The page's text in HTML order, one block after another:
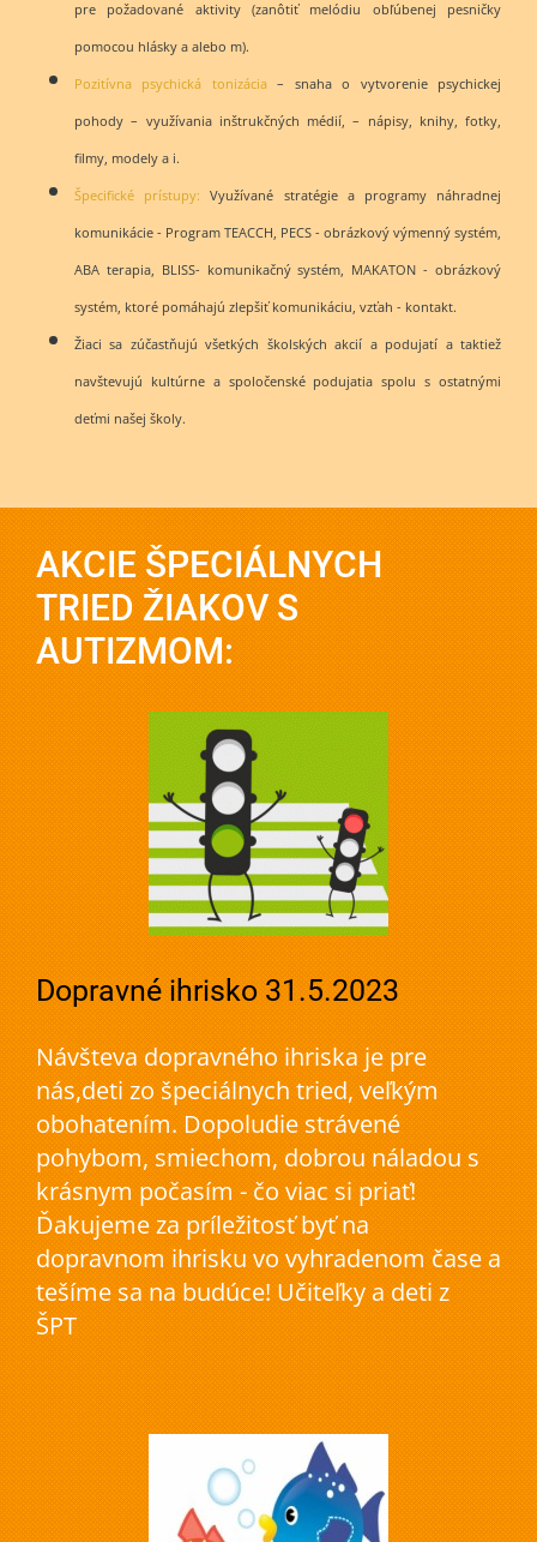
pre požadované aktivity (zanôtiť melódiu obľúbenej pesničky
pomocou hlásky a alebo m).
Pozitívna psychická tonizácia– snaha o vytvorenie psychickej
pohody – využívania inštrukčných médií, – nápisy, knihy, fotky,
filmy, modely a i.
Špecifické prístupy: Využívané stratégie a programy náhradnej
komunikácie - Program TEACCH, PECS - obrázkový výmenný systém,
ABA terapia, BLISS- komunikačný systém, MAKATON - obrázkový
systém, ktoré pomáhajú zlepšiť komunikáciu, vzťah - kontakt.
Žiaci sa zúčastňujú všetkých školských akcií a podujatí a taktiež
navštevujú kultúrne a spoločenské podujatia spolu s ostatnými
deťmi našej školy.
AKCIE ŠPECIÁLNYCH
TRIED ŽIAKOV S
AUTIZMOM:
Dopravné ihrisko 31.5.2023
Návšteva dopravného ihriska je pre
nás,deti zo špeciálnych tried, veľkým
obohatením. Dopoludie strávené
pohybom, smiechom, dobrou náladou s
krásnym počasím - čo viac si priať!
Ďakujeme za príležitosť byť na
dopravnom ihrisku vo vyhradenom čase a
tešíme sa na budúce! Učiteľky a deti z
ŠPT